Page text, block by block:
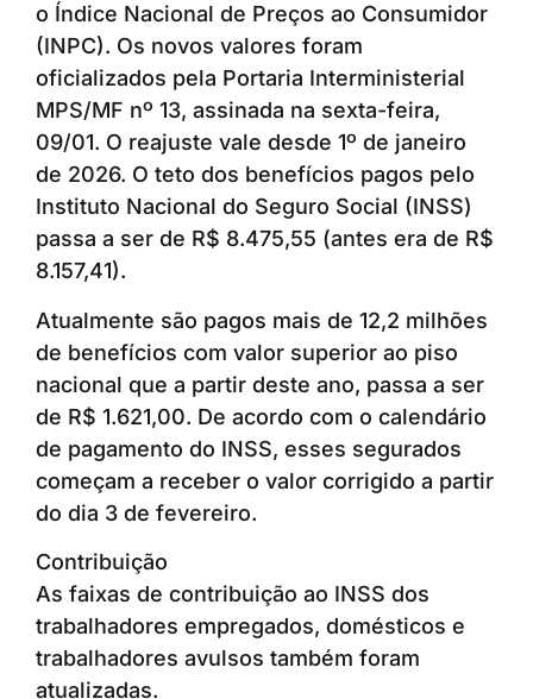
o Índice Nacional de Preços ao Consumidor
(INPC). Os novos valores foram
oficializados pela Portaria Interministerial
MPS/MF nº 13, assinada na sexta-feira,
09/01. O reajuste vale desde 1º de janeiro
de 2026. O teto dos benefícios pagos pelo
Instituto Nacional do Seguro Social (INSS)
passa a ser de R$ 8.475,55 (antes era de R$
8.157,41).
Atualmente são pagos mais de 12,2 milhões
de benefícios com valor superior ao piso
nacional que a partir deste ano, passa a ser
de R$ 1.621,00. De acordo com o calendário
de pagamento do INSS, esses segurados
começam a receber o valor corrigido a partir
do dia 3 de fevereiro.
Contribuição
As faixas de contribuição ao INSS dos
trabalhadores empregados, domésticos e
trabalhadores avulsos também foram
atualizadas.